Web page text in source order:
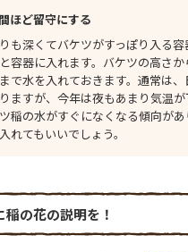
ほど留守にする
も深くてバケツがすっぽり入る
容器に入れます。バケツの高さ
で水を入れておきます。通常は
ますが、今年は夜もあまり気温
稲の水がすぐになくなる傾向が
れてもいいでしょう。
稲の花の説明を！